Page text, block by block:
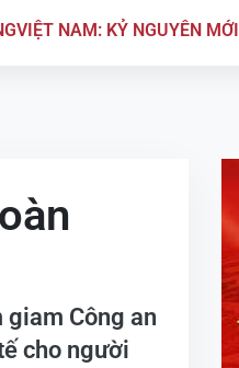
VIỆT NAM: KỶ NGUYÊN MỚI
giam Công an
cho người